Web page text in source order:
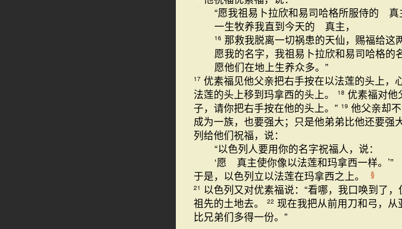
“愿我祖易卜拉欣和易司哈格所服侍的 真
一生牧养我直到今天的 真主，
16 那救我脱离一切祸患的天仙，赐福给这
愿我的名字，我祖易卜拉欣和易司哈格的
愿他们在地上生养众多。”
17 优素福见他父亲把右手按在以法莲的头上，
法莲的头上移到玛拿西的头上。
18 优素福对他
子，请你把右手按在他的头上。” 19 他父亲却
成为一族，也要强大；只是他弟弟比他还要强
列给他们祝福，说：
“以色列人要用你的名字祝福人，说：
‘愿 真主使你像以法莲和玛拿西一样。’”
于是，以色列立以法莲在玛拿西之上。
§
21 以色列又对优素福说：“看哪，我口唤到了
祖先的土地去。
22 现在我把从前用刀和弓，
比兄弟们多得一份。”